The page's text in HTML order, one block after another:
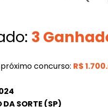
3
concurso: R$
DA SORTE (SP)